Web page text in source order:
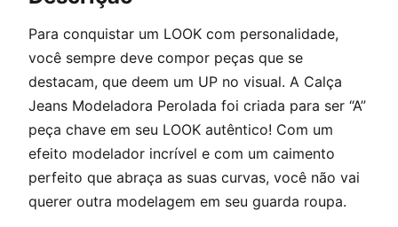
Para conquistar um LOOK com personalidade,
você sempre deve compor peças que se
destacam, que deem um UP no visual. A Calça
Jeans Modeladora Perolada foi criada para ser “A”
peça chave em seu LOOK autêntico! Com um
efeito modelador incrível e com um caimento
perfeito que abraça as suas curvas, você não vai
querer outra modelagem em seu guarda roupa.